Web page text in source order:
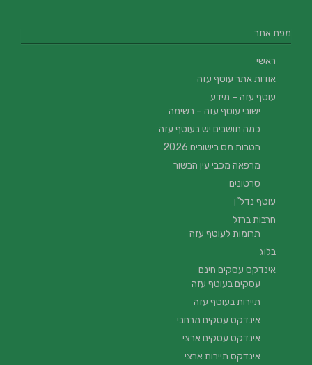
מפת אתר
ראשי
אודות אתר עוטף עזה
עוטף עזה – מידע
ישובי עוטף עזה – רשימה
כמה תושבים יש בעוטף עזה
הטבות מס בישובים 2026
מרפאה מכבי עין הבשור
סרטונים
עוטף נדל”ן
חרבות ברזל
תרומות לעוטף עזה
בלוג
אינדקס עסקים חינם
עסקים בעוטף עזה
תיירות בעוטף עזה
אינדקס עסקים מרחבי
אינדקס עסקים ארצי
אינדקס תיירות ארצי